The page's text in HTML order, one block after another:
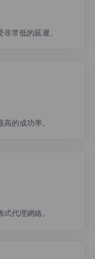
常低的延遲。
的成功率。
代理網絡。